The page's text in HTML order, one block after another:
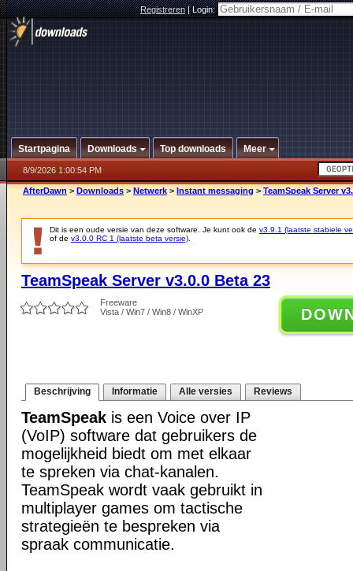
Registreren|Login:
Startpagina Downloads Top downloads Meer
8/9/2026 1:00:54 PM
AfterDawn > Downloads > Netwerk > Instant messaging > TeamSpeak Server
Dit is een oude versie van deze software. Je kunt ook de v3.9.1 (laatste stabiele
of de v3.0.0 RC 1 (laatste beta versie)
TeamSpeak Server v3.0.0 Beta 23
Freeware
Vista / Win7 / Win8 / WinXP
Beschrijving Informatie Alle versies Reviews
TeamSpeak is een Voice over IP
(VoIP) software dat gebruikers de
mogelijkheid biedt om met elkaar
te spreken via chat-kanalen.
TeamSpeak wordt vaak gebruikt in
multiplayer games om tactische
strategieën te bespreken via
spraak communicatie.